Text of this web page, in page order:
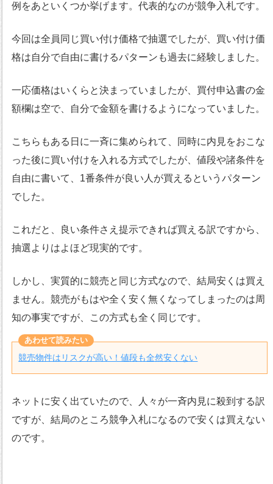
例をあといくつか挙げます。代表的なのが競争入札です。
今回は全員同じ買い付け価格で抽選でしたが、買い付け価
格は自分で自由に書けるパターンも過去に経験しました。
一応価格はいくらと決まっていましたが、買付申込書の金
額欄は空で、自分で金額を書けるようになっていました。
こちらもある日に一斉に集められて、同時に内見をおこな
った後に買い付けを入れる方式でしたが、値段や諸条件を
自由に書いて、1番条件が良い人が買えるというパターン
でした。
これだと、良い条件さえ提示できれば買える訳ですから、
抽選よりはよほど現実的です。
しかし、実質的に競売と同じ方式なので、結局安くは買え
ません。競売がもはや全く安く無くなってしまったのは周
知の事実ですが、この方式も全く同じです。
競売物件はリスクが高い！値段も全然安くない
ネットに安く出ていたので、人々が一斉内見に殺到する訳
ですが、結局のところ競争入札になるので安くは買えない
のです。